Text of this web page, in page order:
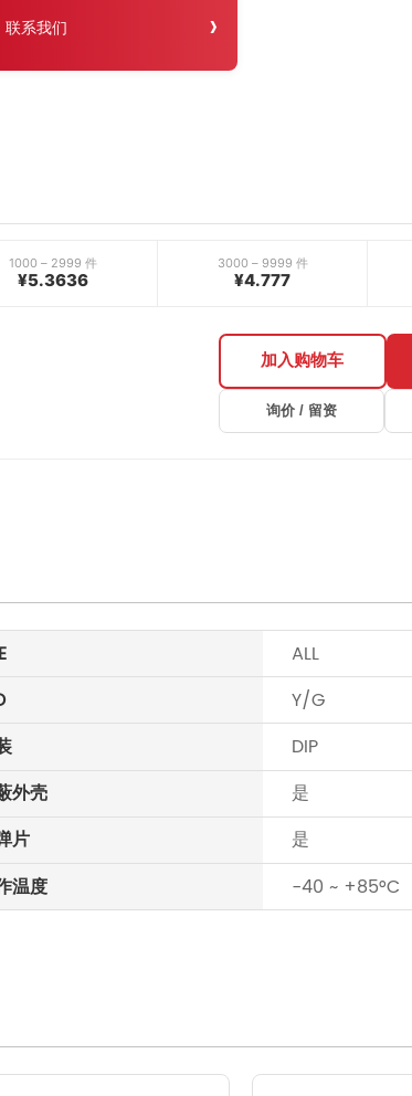
联系我们 ›
1000 – 2999 件
¥5.3636
3000 – 9999 件
¥4.777
加入购物车
询价 / 留资
ALL
Y/G
DIP
外壳
是
片
是
温度
-40 ~ +85°C